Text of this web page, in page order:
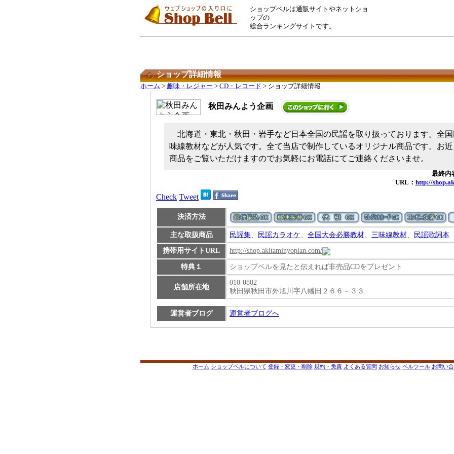
ショップベルは通販サイトやネットショ
ップの
総合ランキングサイトです。
ショップ詳細情報
ホーム > 趣味・レジャー > CD・レコード > ショップ詳細情報
秋田みんよう企画
北海道・東北・秋田・岩手など日本全国の民謡を取り扱っております。全
味線教材などが人気です。全て当店で制作しているオリジナル商品です。お
商品をご覧いただけますのでお気軽にお電話にてご連絡くださいませ。
最終内
URL： http://
Check Tweet
決済方法
主な取扱商品 民謡集、 民謡カラオケ、 全国大会必勝教材、 三味線教材、 民謡歌詞本
携帯用サイトURL http://shop.akitaminyoplan.com/
特典１ ショップベルを見たと伝えれば非売品CDをプレゼント
店舗所在地
010-0802
秋田県秋田市外旭川字八幡田２６６－３３
運営者ブログ 運営者ブログへ
ホーム ショップベルについて 登録・変更・削除 規約・免責 よくある質問 お知らせ ベルツール お問い